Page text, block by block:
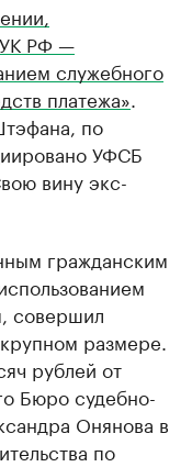
УК РФ —
служебного
платежа».
по
УФСБ
вину экс-
гражданским
совершил
размере.
рублей от
Бюро судебно-
Онянова в
по